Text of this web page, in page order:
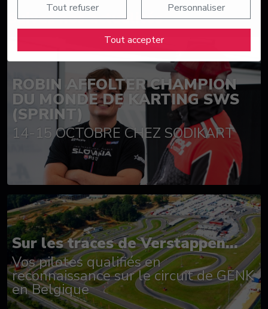
Tout refuser Personnaliser
Tout accepter
Suivez nos actualités
ROBIN AFFOLTER CHAMPION
DU MONDE DE KARTING SWS
(SPRINT)
14-15 OCTOBRE CHEZ SODIKART
Sur les traces de Verstappen...
Vos pilotes qualifiés en
reconnaissance sur le circuit de GENK
en Belgique